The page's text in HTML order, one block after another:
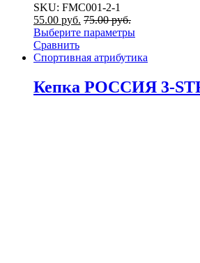
SKU: FMC001-2-1
55.00 руб. 75.00руб.
Выберите параметры
Сравнить
Спортивная атрибутика
Кепка РОССИЯ 3-